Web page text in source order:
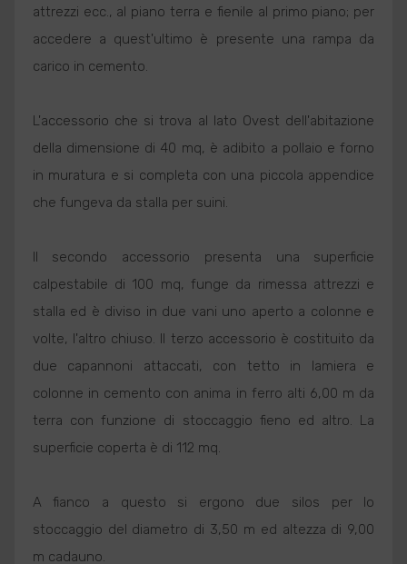
attrezzi ecc., al piano terra e fienile al primo piano; per
accedere a quest'ultimo è presente una rampa da
carico in cemento.
L'accessorio che si trova al lato Ovest dell'abitazione
della dimensione di 40 mq, è adibito a pollaio e forno
in muratura e si completa con una piccola appendice
che fungeva da stalla per suini.
Il secondo accessorio presenta una superficie
calpestabile di 100 mq, funge da rimessa attrezzi e
stalla ed è diviso in due vani uno aperto a colonne e
volte, l'altro chiuso. Il terzo accessorio è costituito da
due capannoni attaccati, con tetto in lamiera e
colonne in cemento con anima in ferro alti 6,00 m da
terra con funzione di stoccaggio fieno ed altro. La
superficie coperta è di 112 mq.
A fianco a questo si ergono due silos per lo
stoccaggio del diametro di 3,50 m ed altezza di 9,00
m cadauno.